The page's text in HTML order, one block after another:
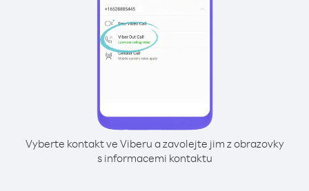
Vyberte kontakt ve Viberu a zavolejte jim z obrazovky
s informacemi kontaktu